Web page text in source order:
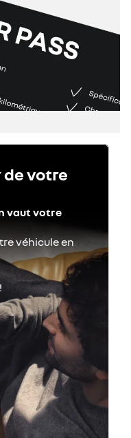
votre
vaut votre
véhicule en